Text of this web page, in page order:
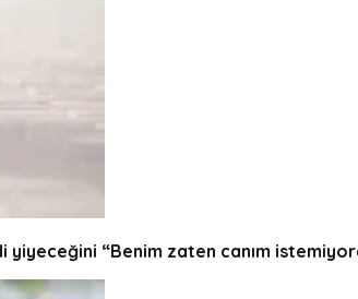
yiyeceğini “Benim zaten canım